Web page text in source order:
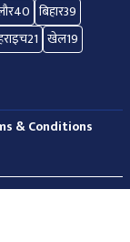
40 बिहार39
21 खेल19
& Conditions